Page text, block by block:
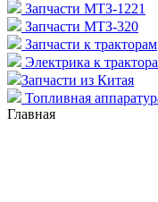
Запчасти МТЗ-1221
Запчасти МТЗ-320
Запчасти к тракторам
Электрика к
Запчасти из Китая
Топливная
Главная